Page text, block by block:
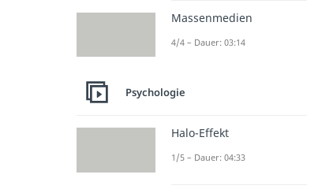
Massenmedien
4/4 – Dauer: 03:14
Psychologie
Halo-Effekt
1/5 – Dauer: 04:33